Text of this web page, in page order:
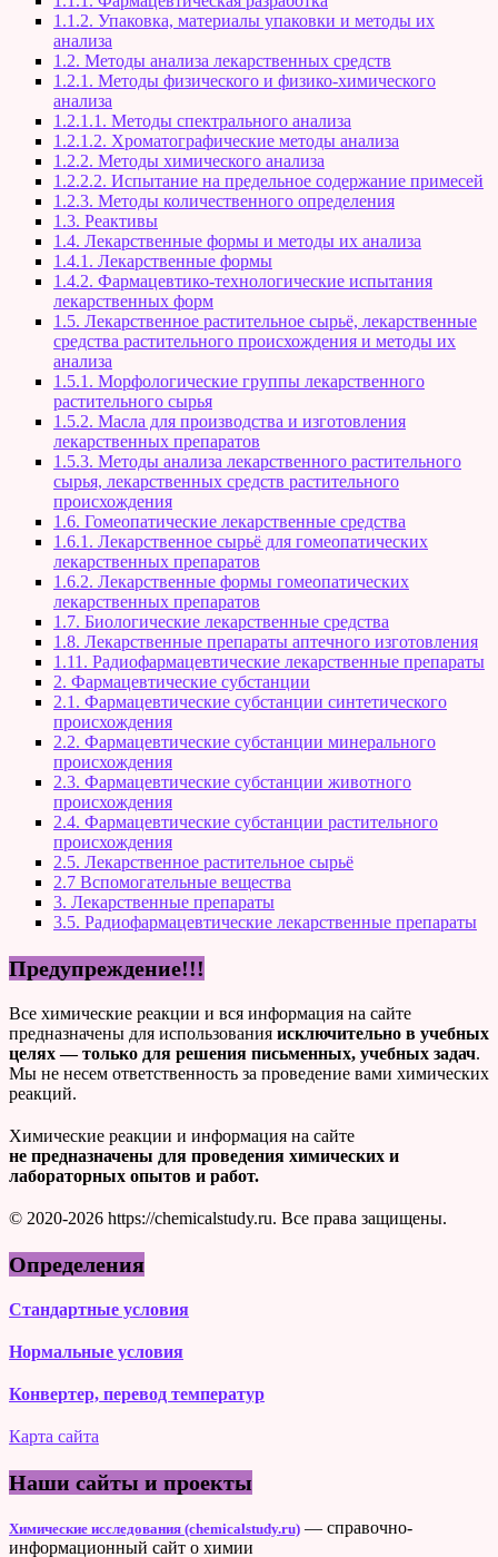
1.1.2. Упаковка, материалы упаковки и методы их
анализа
1.2. Методы анализа лекарственных средств
1.2.1. Методы физического и физико-химического
анализа
1.2.1.1. Методы спектрального анализа
1.2.1.2. Хроматографические методы анализа
1.2.2. Методы химического анализа
1.2.2.2. Испытание на предельное содержание примесей
1.2.3. Методы количественного определения
1.3. Реактивы
1.4. Лекарственные формы и методы их анализа
1.4.1. Лекарственные формы
1.4.2. Фармацевтико-технологические испытания
лекарственных форм
1.5. Лекарственное растительное сырьё, лекарственные
средства растительного происхождения и методы их
анализа
1.5.1. Морфологические группы лекарственного
растительного сырья
1.5.2. Масла для производства и изготовления
лекарственных препаратов
1.5.3. Методы анализа лекарственного растительного
сырья, лекарственных средств растительного
происхождения
1.6. Гомеопатические лекарственные средства
1.6.1. Лекарственное сырьё для гомеопатических
лекарственных препаратов
1.6.2. Лекарственные формы гомеопатических
лекарственных препаратов
1.7. Биологические лекарственные средства
1.8. Лекарственные препараты аптечного изготовления
1.11. Радиофармацевтические лекарственные препараты
2. Фармацевтические субстанции
2.1. Фармацевтические субстанции синтетического
происхождения
2.2. Фармацевтические субстанции минерального
происхождения
2.3. Фармацевтические субстанции животного
происхождения
2.4. Фармацевтические субстанции растительного
происхождения
2.5. Лекарственное растительное сырьё
2.7 Вспомогательные вещества
3. Лекарственные препараты
3.5. Радиофармацевтические лекарственные препараты
Предупреждение!!!
Все химические реакции и вся информация на сайте
предназначены для использования исключительно в учебных
целях — только для решения письменных, учебных задач.
Мы не несем ответственность за проведение вами химических
реакций.
Химические реакции и информация на сайте
не предназначены для проведения химических и
лабораторных опытов и работ.
© 2020-2026 https://chemicalstudy.ru. Все права защищены.
Определения
Стандартные условия
Нормальные условия
Конвертер, перевод температур
Карта сайта
Наши сайты и проекты
Химические исследования (chemicalstudy.ru) — справочно-
информационный сайт о химии